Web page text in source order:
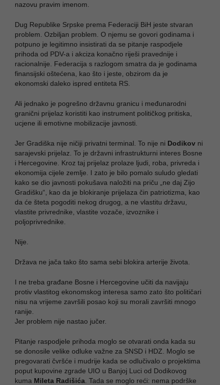
nazovu pravim imenom.
Dug Republike Srpske prema Federaciji BiH jeste stvaran
problem. Ozbiljan problem. O njemu se govori godinama i
potpuno je legitimno insistirati da se pitanje raspodjele
prihoda od PDV-a i akciza konačno riješi pravednije i
racionalnije. Federacija s razlogom smatra da je godinama
finansijski oštećena, kao što i jeste, obzirom da je
ekonomski daleko ispred entiteta RS.
Ali jednako je pogrešno državnu granicu i međunarodni
granični prijelaz koristiti kao instrument političkog pritiska,
ucjene ili emotivne mobilizacije javnosti.
Jer Gradiška nije ničiji privatni terminal. To nije ni Dodikov ni
sarajevski prijelaz. To je državni infrastrukturni interes Bosne
i Hercegovine. Kroz taj prijelaz prolaze ljudi, roba, privreda i
ekonomija cijele zemlje. I zato je bilo pomalo suludo gledati
kako se dio javnosti pokušava naložiti na priču „ne daj Zijo
Gradišku“, kao da je blokiranje prijelaza čin patriotizma, kao
da će šteta pogoditi nekog drugog, a ne vlastitu državu,
vlastite privrednike, vlastite vozače, izvoznike i
poljoprivrednike.
Nije.
Država ne jača tako što sama sebi blokira arterije života.
I ne treba građane Bosne i Hercegovine učiti da navijaju
protiv vlastitog ekonomskog interesa samo zato što političari
nisu na vrijeme završili posao koji su morali završiti mnogo
ranije.
Jer problem nije nastao jučer.
Pitanje raspodjele prihoda moglo se otvarati onda kada su
se donosile velike odluke važne za SNSD i HDZ. Moglo se
pregovarati čvršće i mudrije kada se odlučivalo o projektima
poput kupovine zgrade UIO u Banjoj Luci od Dodikovog
kuma Mileta Radišića . Tada se moglo reći: nema podrške